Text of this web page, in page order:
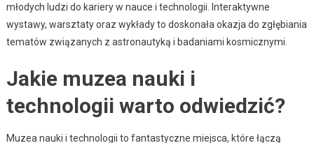
młodych ludzi do kariery w nauce i technologii. Interaktywne
wystawy, warsztaty oraz wykłady to doskonała okazja do zgłębiania
tematów związanych z astronautyką i badaniami kosmicznymi.
Jakie muzea nauki i
technologii warto odwiedzić?
Muzea nauki i technologii to fantastyczne miejsca, które łączą